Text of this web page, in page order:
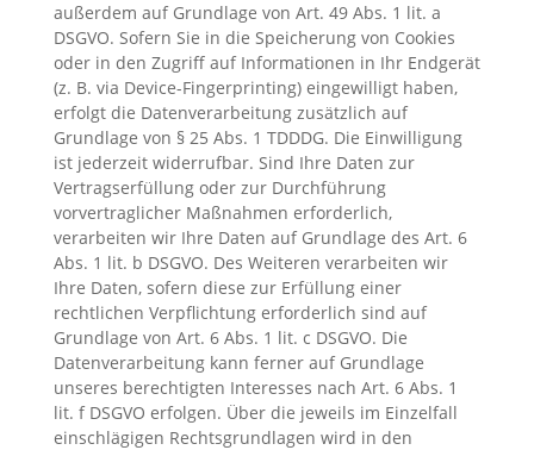
außerdem auf Grundlage von Art. 49 Abs. 1 lit. a
DSGVO. Sofern Sie in die Speicherung von Cookies
oder in den Zugriff auf Informationen in Ihr Endgerät
(z. B. via Device-Fingerprinting) eingewilligt haben,
erfolgt die Datenverarbeitung zusätzlich auf
Grundlage von § 25 Abs. 1 TDDDG. Die Einwilligung
ist jederzeit widerrufbar. Sind Ihre Daten zur
Vertragserfüllung oder zur Durchführung
vorvertraglicher Maßnahmen erforderlich,
verarbeiten wir Ihre Daten auf Grundlage des Art. 6
Abs. 1 lit. b DSGVO. Des Weiteren verarbeiten wir
Ihre Daten, sofern diese zur Erfüllung einer
rechtlichen Verpflichtung erforderlich sind auf
Grundlage von Art. 6 Abs. 1 lit. c DSGVO. Die
Datenverarbeitung kann ferner auf Grundlage
unseres berechtigten Interesses nach Art. 6 Abs. 1
lit. f DSGVO erfolgen. Über die jeweils im Einzelfall
einschlägigen Rechtsgrundlagen wird in den